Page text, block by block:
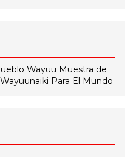
Wayuu Muestra de
Wayuunaiki Para El Mundo